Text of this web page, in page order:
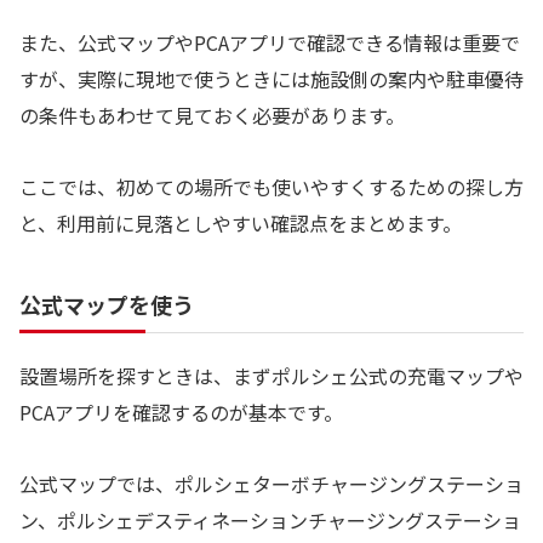
また、公式マップやPCAアプリで確認できる情報は重要で
すが、実際に現地で使うときには施設側の案内や駐車優待
の条件もあわせて見ておく必要があります。
ここでは、初めての場所でも使いやすくするための探し方
と、利用前に見落としやすい確認点をまとめます。
公式マップを使う
設置場所を探すときは、まずポルシェ公式の充電マップや
PCAアプリを確認するのが基本です。
公式マップでは、ポルシェターボチャージングステーショ
ン、ポルシェデスティネーションチャージングステーショ